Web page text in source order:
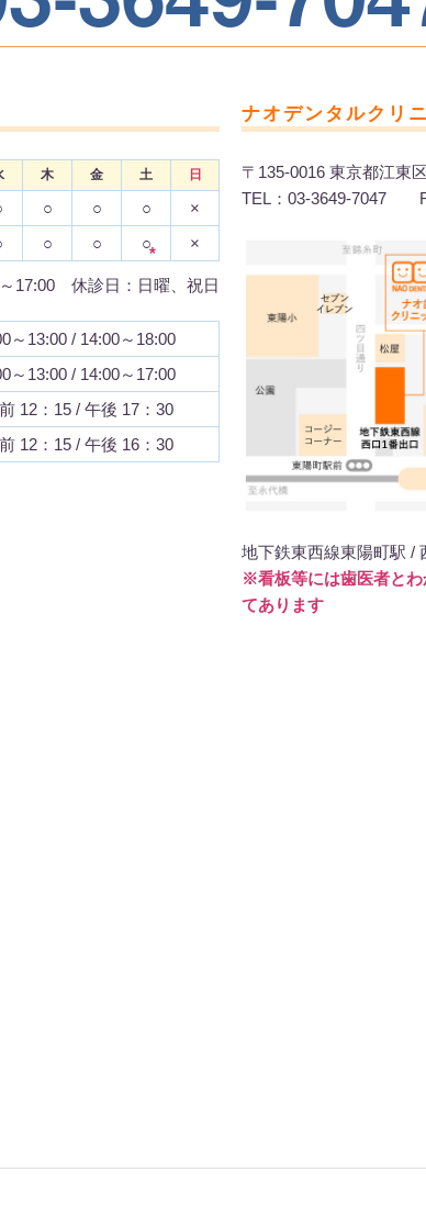
木 金 土 日
○ ○ ○ ×
○ ○ ○
*
×
17:00 休診日：日曜、祝日
～13:00 / 14:00～18:00
～13:00 / 14:00～17:00
12：15 / 午後 17：30
12：15 / 午後 16：30
ナオデンタルクリ
〒135-0016 東京都江東
TEL：03-3649-7047
地下鉄東西線東陽町駅 /
※看板等には歯医者と
てあります